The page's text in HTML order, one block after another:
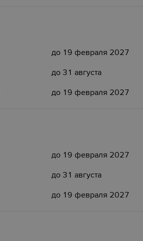
до 19 февраля 2027
до 31 августа
до 19 февраля 2027
до 19 февраля 2027
до 31 августа
до 19 февраля 2027